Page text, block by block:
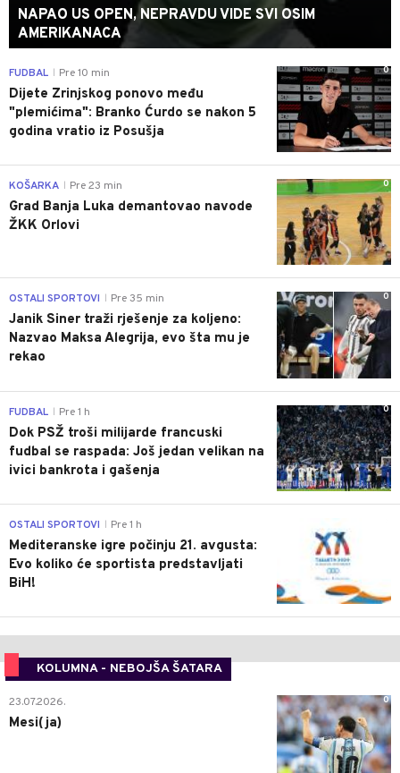
NAPAO US OPEN, NEPRAVDU VIDE SVI OSIM
AMERIKANACA
0
FUDBAL Pre 10 min
Dijete Zrinjskog ponovo među
"plemićima": Branko Ćurdo se nakon 5
godina vratio iz Posušja
0
KOŠARKA Pre 23 min
Grad Banja Luka demantovao navode
ŽKK Orlovi
0
OSTALI SPORTOVI Pre 35 min
Janik Siner traži rješenje za koljeno:
Nazvao Maksa Alegrija, evo šta mu je
rekao
0
FUDBAL Pre 1 h
Dok PSŽ troši milijarde francuski
fudbal se raspada: Još jedan velikan na
ivici bankrota i gašenja
OSTALI SPORTOVI Pre 1 h
Mediteranske igre počinju 21. avgusta:
Evo koliko će sportista predstavljati
BiH!
KOLUMNA - NEBOJŠA ŠATARA
0
23.07.2026.
Mesi(ja)